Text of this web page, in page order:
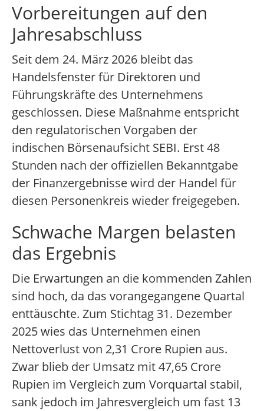
Vorbereitungen auf den
Jahresabschluss
Seit dem 24. März 2026 bleibt das
Handelsfenster für Direktoren und
Führungskräfte des Unternehmens
geschlossen. Diese Maßnahme entspricht
den regulatorischen Vorgaben der
indischen Börsenaufsicht SEBI. Erst 48
Stunden nach der offiziellen Bekanntgabe
der Finanzergebnisse wird der Handel für
diesen Personenkreis wieder freigegeben.
Schwache Margen belasten
das Ergebnis
Die Erwartungen an die kommenden Zahlen
sind hoch, da das vorangegangene Quartal
enttäuschte. Zum Stichtag 31. Dezember
2025 wies das Unternehmen einen
Nettoverlust von 2,31 Crore Rupien aus.
Zwar blieb der Umsatz mit 47,65 Crore
Rupien im Vergleich zum Vorquartal stabil,
sank jedoch im Jahresvergleich um fast 13